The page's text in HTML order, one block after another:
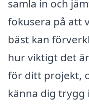
samla in och
fokusera på att
bäst kan
hur viktigt det
för ditt projekt,
känna dig trygg